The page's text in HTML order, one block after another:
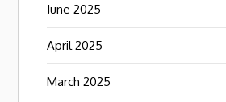
June 2025
April 2025
March 2025